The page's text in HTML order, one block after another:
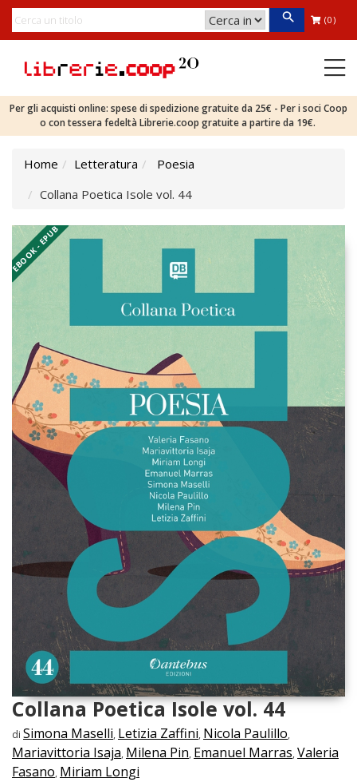
(0)
Per gli acquisti online: spese di spedizione gratuite da 25€ - Per i soci Coop
o con tessera fedeltà Librerie.coop gratuite a partire da 19€.
Home Letteratura
Poesia
Collana Poetica Isole vol. 44
EBOOK - EPUB
Collana Poetica Isole vol. 44
di Simona Maselli, Letizia Zaffini, Nicola Paulillo,
Mariavittoria Isaja, Milena Pin, Emanuel Marras, Valeria
Fasano, Miriam Longi